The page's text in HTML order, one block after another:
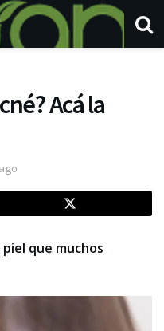
Acá la
piel que muchos